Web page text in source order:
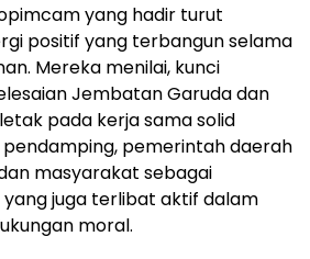
yang hadir turut
positif yang terbangun selama
Mereka menilai, kunci
Jembatan Garuda dan
pada kerja sama solid
pemerintah daerah
masyarakat sebagai
juga terlibat aktif dalam
moral.